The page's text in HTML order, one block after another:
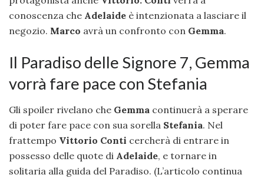
conoscenza che Adelaide è intenzionata a lasciare il
negozio. Marco avrà un confronto con Gemma.
Il Paradiso delle Signore 7, Gemma
vorrà fare pace con Stefania
Gli spoiler rivelano che Gemma continuerà a sperare
di poter fare pace con sua sorella Stefania. Nel
frattempo Vittorio Conti cercherà di entrare in
possesso delle quote di Adelaide, e tornare in
solitaria alla guida del Paradiso. (L’articolo continua